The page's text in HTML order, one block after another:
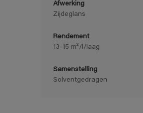
Afwerking
Zijdeglans
Rendement
13-15 m²/l/laag
Samenstelling
Solventgedragen